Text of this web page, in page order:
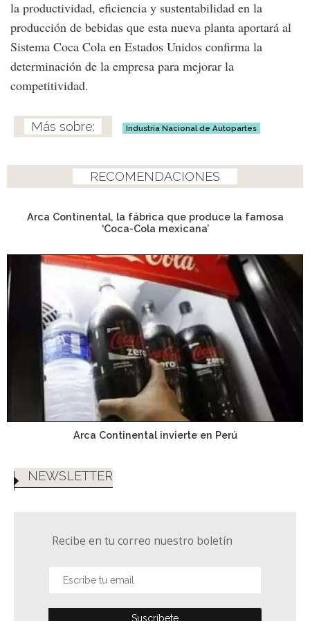
la productividad, eficiencia y sustentabilidad en la
producción de bebidas que esta nueva planta aportará al
Sistema Coca Cola en Estados Unidos confirma la
determinación de la empresa para mejorar la
competitividad.
Industria Nacional de Autopartes
RECOMENDACIONES
Arca Continental, la fábrica que produce la famosa
‘Coca-Cola mexicana’
Arca Continental invierte en Perú
NEWSLETTER
Recibe en tu correo nuestro boletín